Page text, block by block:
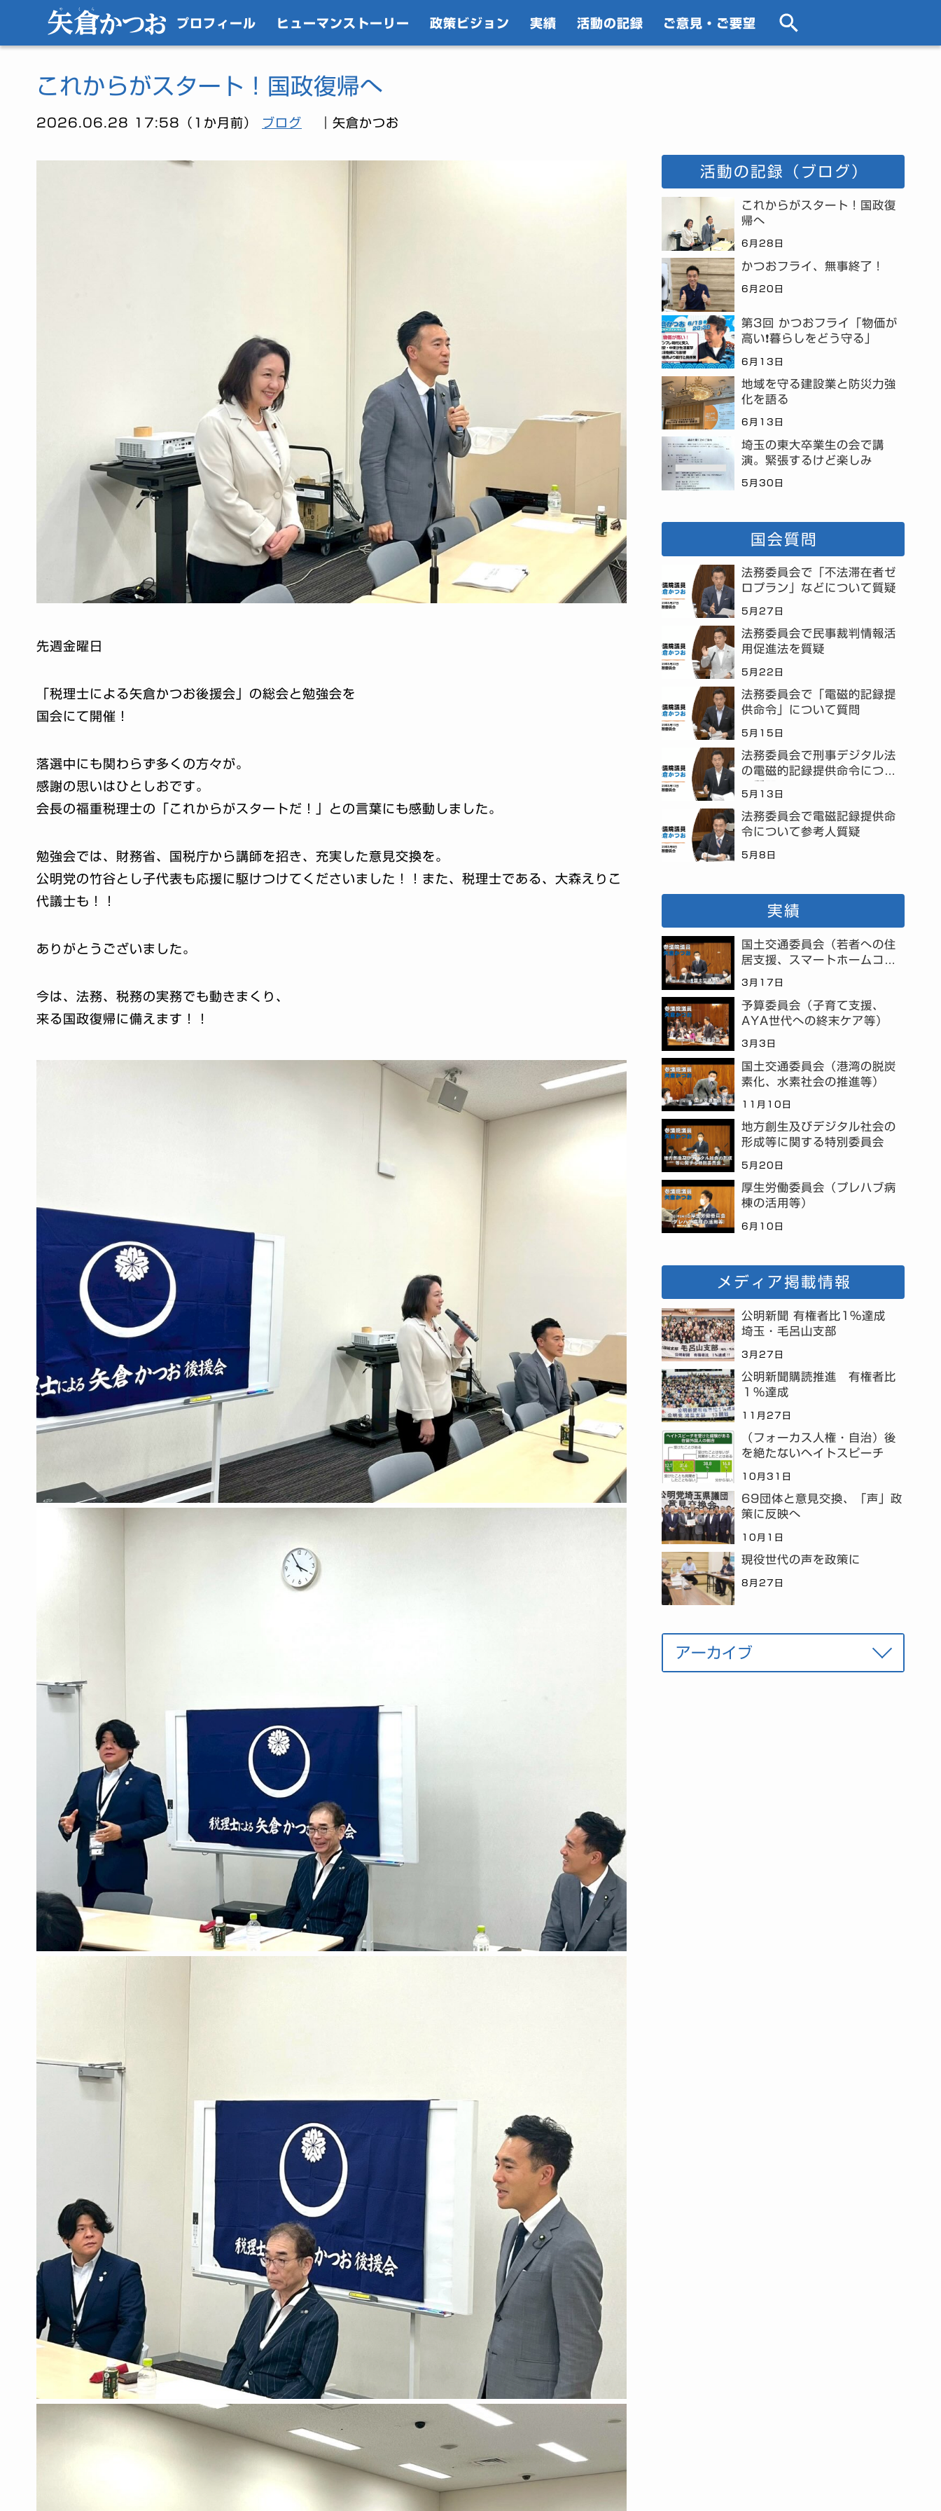
プロフィール ヒューマンストーリー 政策ビジョン 実績 活動の記録 ご意見・ご要望
これからがスタート！国政復帰へ
2026.06.28 17:58（1か月前） ブログ ｜矢倉かつお
先週金曜日
「税理士による矢倉かつお後援会」の総会と勉強会を
国会にて開催！
落選中にも関わらず多くの方々が。
感謝の思いはひとしおです。
会長の福重税理士の「これからがスタートだ！」との言葉にも感動しました。
勉強会では、財務省、国税庁から講師を招き、充実した意見交換を。
公明党の竹谷とし子代表も応援に駆けつけてくださいました！！また、税理士である、大森えりこ
代議士も！！
ありがとうございました。
今は、法務、税務の実務でも動きまくり、
来る国政復帰に備えます！！
活動の記録（ブログ）
これからがスタート！国政復
帰へ
6月28日
かつおフライ、無事終了！
6月20日
第3回 かつおフライ「物価が
高い❗暮らしをどう守る」
6月13日
地域を守る建設業と防災力強
化を語る
6月13日
埼玉の東大卒業生の会で講
演。緊張するけど楽しみ
5月30日
国会質問
法務委員会で「不法滞在者ゼ
ロプラン」などについて質疑
5月27日
法務委員会で民事裁判情報活
用促進法を質疑
5月22日
法務委員会で「電磁的記録提
供命令」について質問
5月15日
法務委員会で刑事デジタル法
の電磁的記録提供命令につい
5月13日
法務委員会で電磁記録提供命
令について参考人質疑
5月8日
実績
国土交通委員会（若者への住
居支援、スマートホームコミ
3月17日
予算委員会（子育て支援、
AYA世代への終末ケア等）
3月3日
国土交通委員会（港湾の脱炭
素化、水素社会の推進等）
11月10日
地方創生及びデジタル社会の
形成等に関する特別委員会
5月20日
厚生労働委員会（プレハブ病
棟の活用等）
6月10日
メディア掲載情報
公明新聞 有権者比1%達成
埼玉・毛呂山支部
3月27日
公明新聞購読推進 有権者比
１％達成
11月27日
（フォーカス人権・自治）後
を絶たないヘイトスピーチ
10月31日
69団体と意見交換、「声」政
策に反映へ
10月1日
現役世代の声を政策に
8月27日